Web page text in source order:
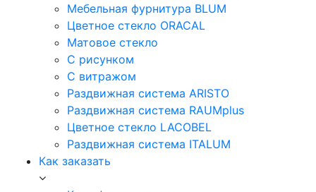
Мебельная фурнитура BLUM
Цветное стекло ORACAL
Матовое стекло
C рисунком
C витражом
Раздвижная система ARISTO
Раздвижная система RAUMplus
Цветное стекло LACOBEL
Раздвижная система ITALUM
Как заказать